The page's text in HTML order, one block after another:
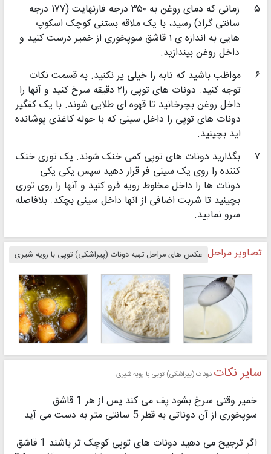
۵
زمانی که دمای روغن به ۳۵۰ درجه فارنهایت (۱۷۷ درجه
سانتی گراد) رسید، با یک ملاقه بستنی کوچک اسکوپ
هایی به اندازه ی ۱ قاشق سوپخوری از خمیر درست کنید و
داخل روغن بیندازید.
۶
مواظب باشید که تابه را خیلی پر نکنید. به قسمت نکات
توجه کنید. دونات های توپی را۲ دقیقه سرخ کنید و آنها را
داخل روغن بچرخانید تا قهوه ای طلایی شوند. با یک کفگیر
دونات های توپی را داخل سینی که با حوله کاغذی پوشانده
اید بچینید.
۷
بگذارید دونات های توپی کمی خنک شوند. یک توری خنک
کننده را روی یک سینی فر قرار دهید سپس یکی یکی
دونات ها را داخل مخلوط رویه فرو کنید و آنها را روی توری
بچینید تا شربت اضافی از آنها داخل سینی بچکد. بلافاصله
سرو نمایید.
تصاویر مراحل تهیهدونات (پیراشکی) توپی با رویه شیری
عکس های مراحل تهیه دونات (پیراشکی) توپی با رویه شیری
سایر نکات دونات (پیراشکی) توپی با رویه شیری
خمیر وقتی سرخ بشود پف می کند پس از هر 1 قاشق
سوپخوری از آن دوناتی به قطر 5 سانتی متر به دست می آید
اگر ترجیح می دهید دونات های توپی کوچک تر باشند 1 قاشق